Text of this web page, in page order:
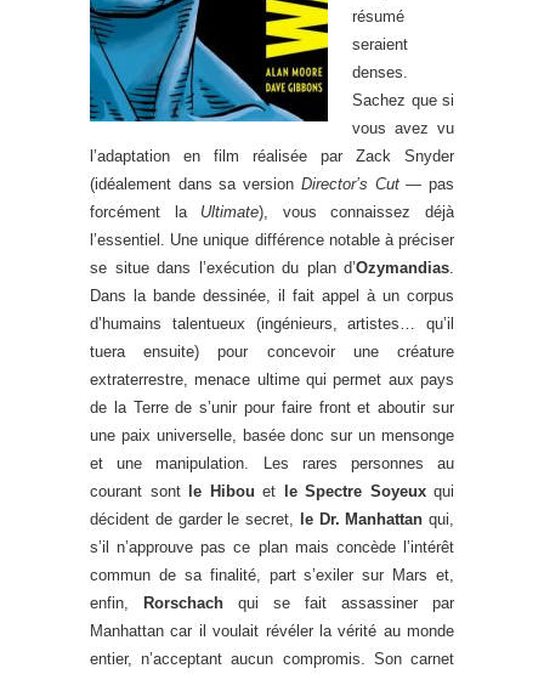
résumé
seraient
denses.
Sachez que si
vous avez vu
l’adaptation en film réalisée par Zack Snyder
(idéalement dans sa version Director’s Cut— pas
forcément la Ultimate), vous connaissez déjà
l’essentiel. Une unique différence notable à préciser
se situe dans l’exécution du plan d’Ozymandias.
Dans la bande dessinée, il fait appel à un corpus
d’humains talentueux (ingénieurs, artistes… qu’il
tuera ensuite) pour concevoir une créature
extraterrestre, menace ultime qui permet aux pays
de la Terre de s’unir pour faire front et aboutir sur
une paix universelle, basée donc sur un mensonge
et une manipulation. Les rares personnes au
courant sont
le Hibou et le Spectre Soyeuxqui
décident de garder le secret,
le Dr. Manhattan qui,
s’il n’approuve pas ce plan mais concède l’intérêt
commun de sa finalité, part s’exiler sur Mars et,
enfin,
Rorschach qui se fait assassiner par
Manhattan car il voulait révéler la vérité au monde
entier, n’acceptant aucun compromis. Son carnet